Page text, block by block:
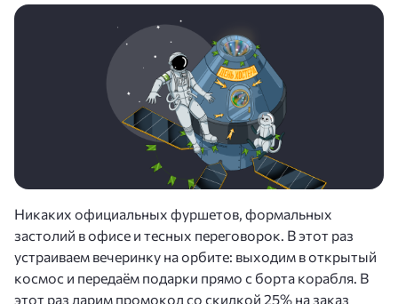
Никаких официальных фуршетов, формальных
застолий в офисе и тесных переговорок. В этот раз
устраиваем вечеринку на орбите: выходим в открытый
космос и передаём подарки прямо с борта корабля. В
этот раз дарим промокод со скидкой 25% на заказ